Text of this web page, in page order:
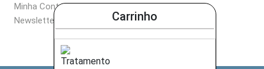
Carrinho
Minha Conta
Newsletter